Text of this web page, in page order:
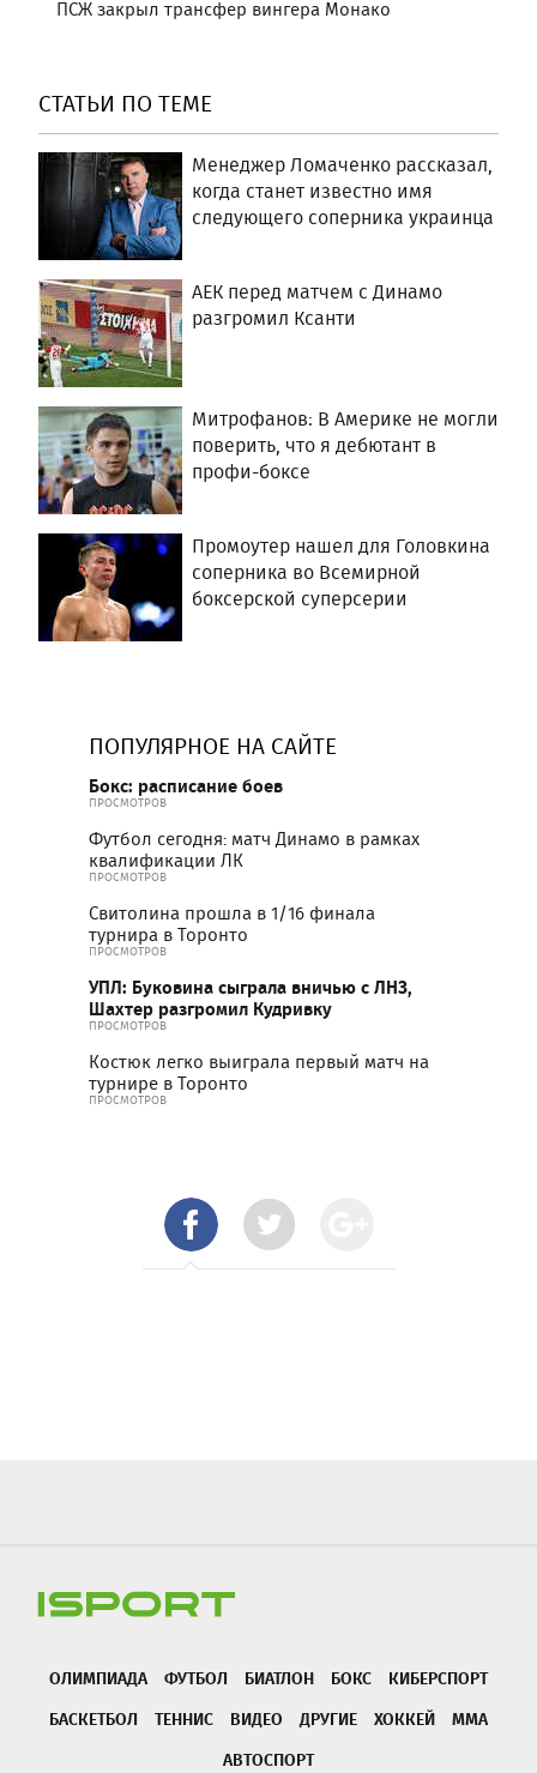
ПСЖ закрыл трансфер вингера Монако
СТАТЬИ ПО ТЕМЕ
Менеджер Ломаченко рассказал,
когда станет известно имя
следующего соперника украинца
АЕК перед матчем с Динамо
разгромил Ксанти
Митрофанов: В Америке не могли
поверить, что я дебютант в
профи-боксе
Промоутер нашел для Головкина
соперника во Всемирной
боксерской суперсерии
ПОПУЛЯРНОЕ НА САЙТЕ
Бокс: расписание боев
ПРОСМОТРОВ
Футбол сегодня: матч Динамо в рамках
квалификации ЛК
ПРОСМОТРОВ
Свитолина прошла в 1/16 финала
турнира в Торонто
ПРОСМОТРОВ
УПЛ: Буковина сыграла вничью с ЛНЗ,
Шахтер разгромил Кудривку
ПРОСМОТРОВ
Костюк легко выиграла первый матч на
турнире в Торонто
ПРОСМОТРОВ
ОЛИМПИАДА ФУТБОЛ БИАТЛОН БОКС
КИБЕРСПОРТ
БАСКЕТБОЛ
ТЕННИС ВИДЕО ДРУГИЕ ХОККЕЙ
ММА
АВТОСПОРТ